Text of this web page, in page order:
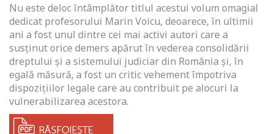
Nu este deloc întâmplător titlul acestui volum omagial
dedicat profesorului Marin Voicu, deoarece, în ultimii
ani a fost unul dintre cei mai activi autori care a
susținut orice demers apărut în vederea consolidării
dreptului și a sistemului judiciar din România și, în
egală măsură, a fost un critic vehement împotriva
dispozițiilor legale care au contribuit pe alocuri la
vulnerabilizarea acestora.